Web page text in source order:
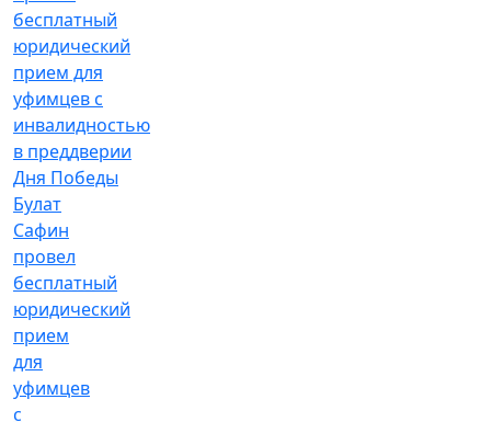
Булат
Сафин
провел
бесплатный
юридический
прием
для
уфимцев
с